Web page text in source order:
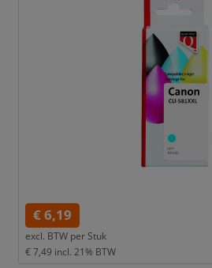
€ 6,19
excl. BTW per Stuk
€ 7,49 incl. 21% BTW